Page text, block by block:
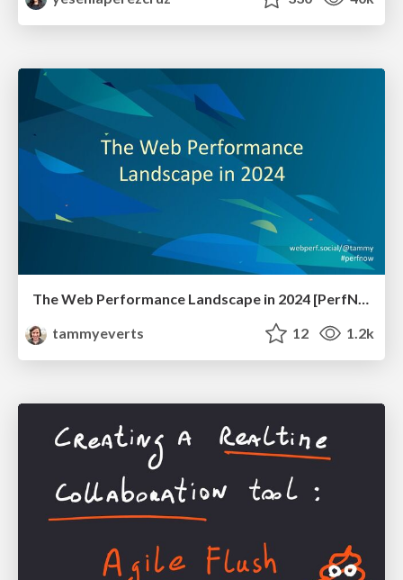
The Web Performance Landscape in 2024 [PerfNow 2024]
tammyeverts
12 1.2k